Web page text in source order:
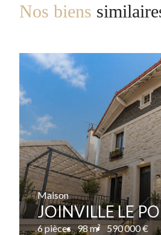
Nos biens
Maison
JOINVILLE LE
6 pièces 98 m² 590 000 €